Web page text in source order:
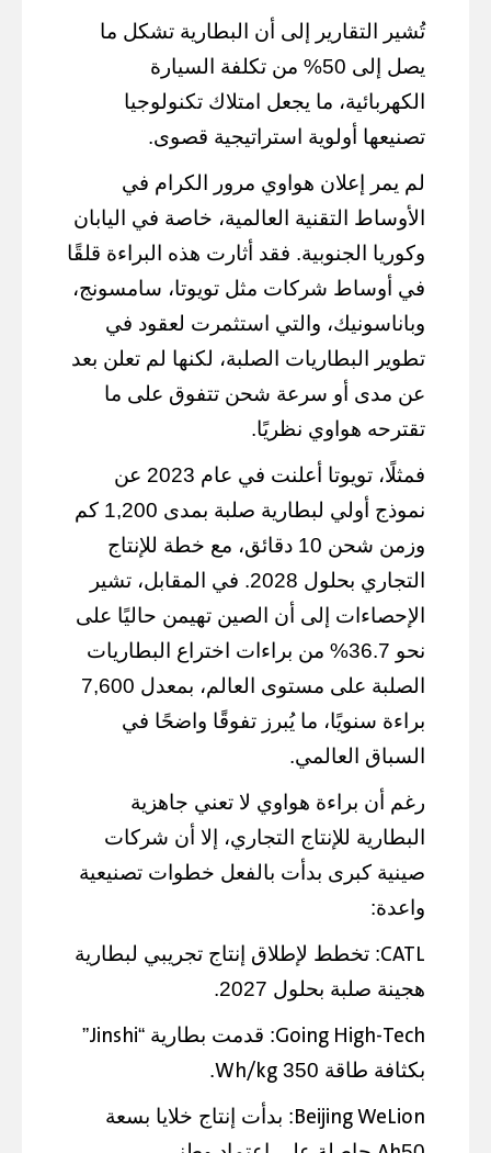
تُشير التقارير إلى أن البطارية تشكل ما
يصل إلى 50% من تكلفة السيارة
الكهربائية، ما يجعل امتلاك تكنولوجيا
تصنيعها أولوية استراتيجية قصوى.
لم يمر إعلان هواوي مرور الكرام في
الأوساط التقنية العالمية، خاصة في اليابان
وكوريا الجنوبية. فقد أثارت هذه البراءة قلقًا
في أوساط شركات مثل تويوتا، سامسونج،
وباناسونيك، والتي استثمرت لعقود في
تطوير البطاريات الصلبة، لكنها لم تعلن بعد
عن مدى أو سرعة شحن تتفوق على ما
تقترحه هواوي نظريًا.
فمثلًا، تويوتا أعلنت في عام 2023 عن
نموذج أولي لبطارية صلبة بمدى 1,200 كم
وزمن شحن 10 دقائق، مع خطة للإنتاج
التجاري بحلول 2028. في المقابل، تشير
الإحصاءات إلى أن الصين تهيمن حاليًا على
نحو 36.7% من براءات اختراع البطاريات
الصلبة على مستوى العالم، بمعدل 7,600
براءة سنويًا، ما يُبرز تفوقًا واضحًا في
السباق العالمي.
رغم أن براءة هواوي لا تعني جاهزية
البطارية للإنتاج التجاري، إلا أن شركات
صينية كبرى بدأت بالفعل خطوات تصنيعية
واعدة:
CATL: تخطط لإطلاق إنتاج تجريبي لبطارية
هجينة صلبة بحلول 2027.
Going High-Tech: قدمت بطارية “Jinshi
”
بكثافة طاقة 350
Wh/kg
.
Beijing WeLion: بدأت إنتاج خلايا بسعة